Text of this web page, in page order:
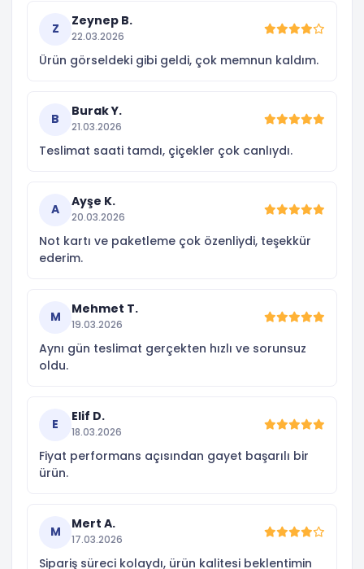
Z
Zeynep B.
22.03.2026
Ürün görseldeki gibi geldi, çok memnun kaldım.
B
Burak Y.
21.03.2026
Teslimat saati tamdı, çiçekler çok canlıydı.
A
Ayşe K.
20.03.2026
Not kartı ve paketleme çok özenliydi, teşekkür
ederim.
M
Mehmet T.
19.03.2026
Aynı gün teslimat gerçekten hızlı ve sorunsuz
oldu.
E
Elif D.
18.03.2026
Fiyat performans açısından gayet başarılı bir
ürün.
M
Mert A.
17.03.2026
Sipariş süreci kolaydı, ürün kalitesi beklentimin